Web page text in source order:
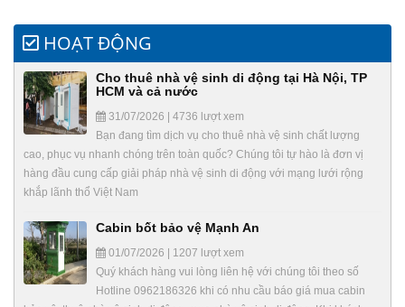
HOẠT ĐỘNG
Cho thuê nhà vệ sinh di động tại Hà Nội, TP
HCM và cả nước
31/07/2026 | 4736 lượt xem
Bạn đang tìm dịch vụ cho thuê nhà vệ sinh chất lượng
cao, phục vụ nhanh chóng trên toàn quốc? Chúng tôi tự hào là đơn vị
hàng đầu cung cấp giải pháp nhà vệ sinh di động với mạng lưới rộng
khắp lãnh thổ Việt Nam
Cabin bốt bảo vệ Mạnh An
01/07/2026 | 1207 lượt xem
Quý khách hàng vui lòng liên hệ với chúng tôi theo số
Hotline 0962186326 khi có nhu cầu báo giá mua cabin